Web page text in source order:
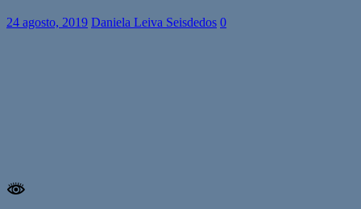
24 agosto, 2019 Daniela Leiva Seisdedos 0